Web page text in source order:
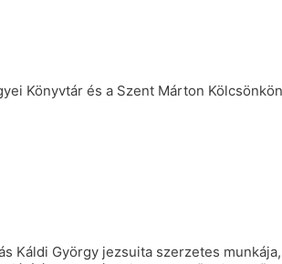
Könyvtár és a Szent Márton
Káldi György jezsuita szerzetes